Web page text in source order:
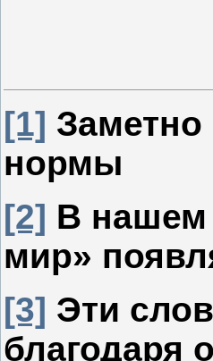
[1]
нормы
[2] В нашем
мир»
[3] Эти
благодаря